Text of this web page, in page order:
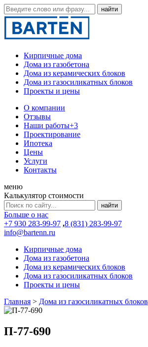
Кирпичные дома
Дома из газобетона
Дома из керамических блоков
Дома из газосиликатных блоков
Проекты и цены
О компании
Отзывы
Наши работы+3
Проектирование
Ипотека
Цены
Услуги
Контакты
меню
Калькулятор стоимости
Больше о нас
+7 930 283-99-97 ,8 (831) 283-99-97
info@bartenn.ru
Кирпичные дома
Дома из газобетона
Дома из керамических блоков
Дома из газосиликатных блоков
Проекты и цены
Главная > Дома из газосиликатных блоков
П-77-690